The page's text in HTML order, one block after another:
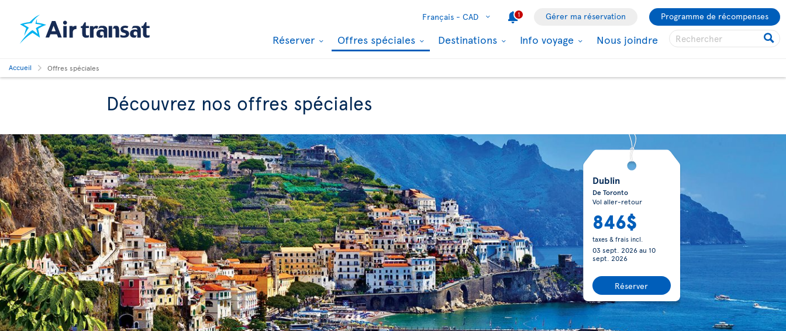
Français - CAD 1 Gérer ma réservation Programme de récompenses
Réserver Offres spéciales Destinations Info voyage Nous joindre
Accueil Offres spéciales
Découvrez nos offres spéciales
Dublin
De Toronto
Vol aller-retour
846$
taxes & frais incl.
03 sept. 2026au 10
sept. 2026
Réserver